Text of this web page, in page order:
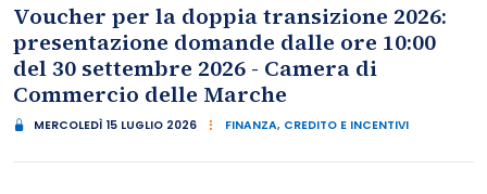
Voucher per la doppia transizione 2026:
presentazione domande dalle ore 10:00
del 30 settembre 2026 - Camera di
Commercio delle Marche
MERCOLEDÌ 15 LUGLIO 2026 FINANZA, CREDITO E INCENTIVI